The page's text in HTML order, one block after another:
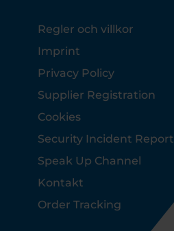
Footer
Regler och villkor
Imprint
Privacy Policy
Supplier Registration
Cookies
Security Incident Report
Speak Up Channel
Kontakt
Order Tracking